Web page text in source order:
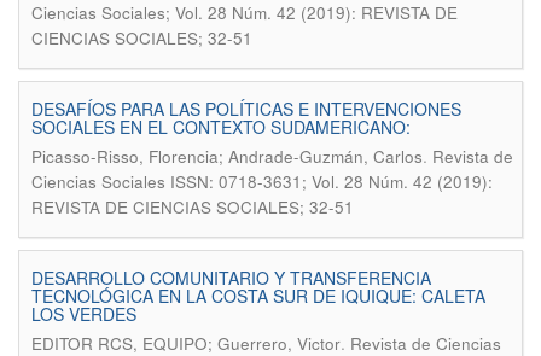
Ciencias Sociales; Vol. 28 Núm. 42 (2019): REVISTA DE
CIENCIAS SOCIALES; 32-51
DESAFÍOS PARA LAS POLÍTICAS E INTERVENCIONES
SOCIALES EN EL CONTEXTO SUDAMERICANO:
Picasso-Risso, Florencia; Andrade-Guzmán, Carlos. Revista de
Ciencias Sociales ISSN: 0718-3631; Vol. 28 Núm. 42 (2019):
REVISTA DE CIENCIAS SOCIALES; 32-51
DESARROLLO COMUNITARIO Y TRANSFERENCIA
TECNOLÓGICA EN LA COSTA SUR DE IQUIQUE: CALETA
LOS VERDES
EDITOR RCS, EQUIPO; Guerrero, Victor. Revista de Ciencias